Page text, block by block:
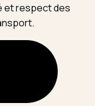
et respect des